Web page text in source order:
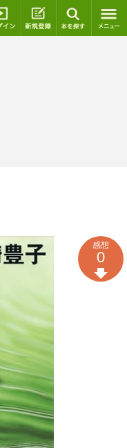
ログイン 新規登録
感想
0